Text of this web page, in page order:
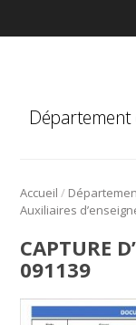
Département
Accueil /
Auxiliaires
CAPTURE
091139